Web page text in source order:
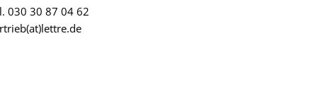
030 30 87 04 62